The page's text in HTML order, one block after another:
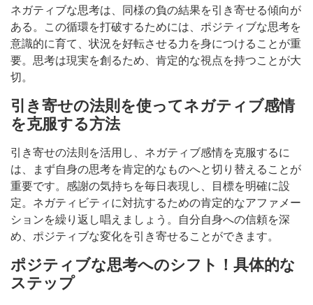
ネガティブな思考は、同様の負の結果を引き寄せる傾向が
ある。この循環を打破するためには、ポジティブな思考を
意識的に育て、状況を好転させる力を身につけることが重
要。思考は現実を創るため、肯定的な視点を持つことが大
切。
引き寄せの法則を使ってネガティブ感情
を克服する方法
引き寄せの法則を活用し、ネガティブ感情を克服するに
は、まず自身の思考を肯定的なものへと切り替えることが
重要です。感謝の気持ちを毎日表現し、目標を明確に設
定。ネガティビティに対抗するための肯定的なアファメー
ションを繰り返し唱えましょう。自分自身への信頼を深
め、ポジティブな変化を引き寄せることができます。
ポジティブな思考へのシフト！具体的な
ステップ